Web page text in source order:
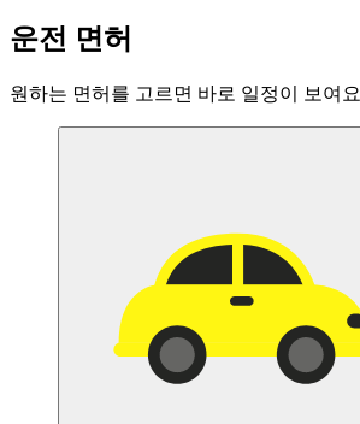
운전 면허
원하는 면허를 고르면 바로 일정이 보여요